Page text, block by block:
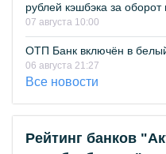
рублей кэшбэка за оборот
07 августа 10:00
ОТП Банк включён в
06 августа 21:27
Все новости
Рейтинг банков